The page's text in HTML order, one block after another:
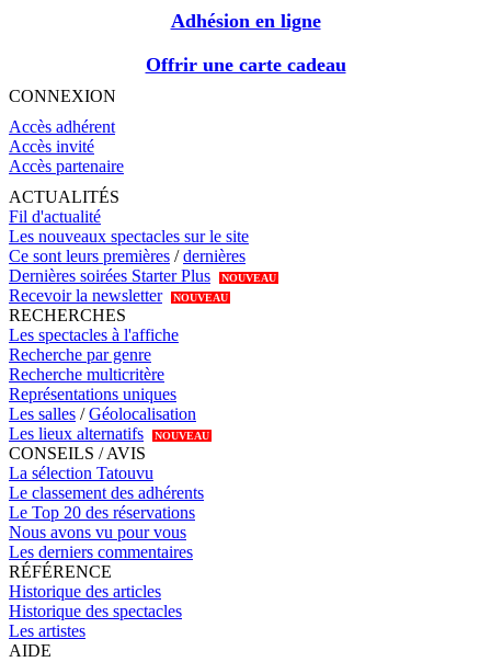
Adhésion en ligne
Offrir une carte cadeau
CONNEXION
Accès adhérent
Accès invité
Accès partenaire
ACTUALITÉS
Fil d'actualité
Les nouveaux spectacles sur le site
Ce sont leurs premières /dernières
Dernières soirées Starter Plus
NOUVEAU
Recevoir la newsletter NOUVEAU
RECHERCHES
Les spectacles à l'affiche
Recherche par genre
Recherche multicritère
Représentations uniques
Les salles /Géolocalisation
Les lieux alternatifs
NOUVEAU
CONSEILS / AVIS
La sélection Tatouvu
Le classement des adhérents
Le Top 20 des réservations
Nous avons vu pour vous
Les derniers commentaires
RÉFÉRENCE
Historique des articles
Historique des spectacles
Les artistes
AIDE